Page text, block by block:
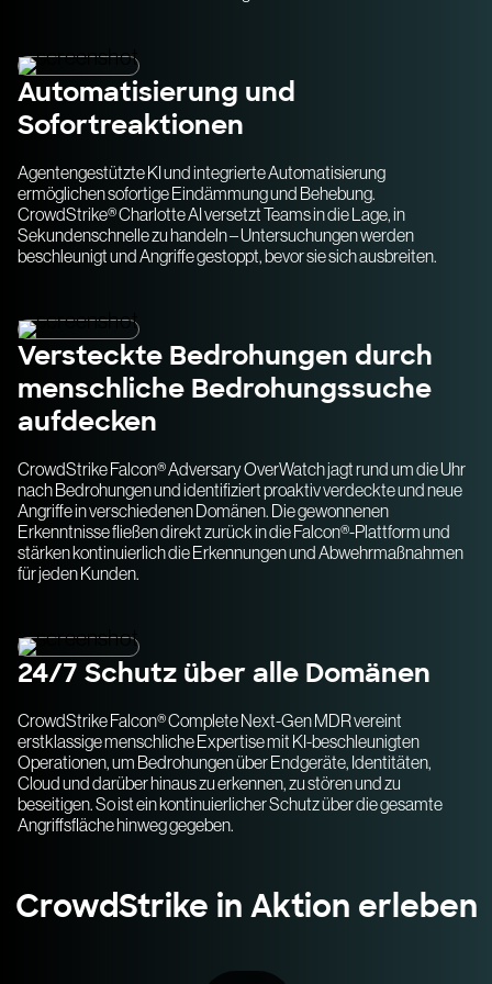
Automatisierung und
Sofortreaktionen
Agentengestützte KI und integrierte Automatisierung
ermöglichen sofortige Eindämmung und Behebung.
CrowdStrike® Charlotte AI versetzt Teams in die Lage, in
Sekundenschnelle zu handeln – Untersuchungen werden
beschleunigt und Angriffe gestoppt, bevor sie sich ausbreiten.
Versteckte Bedrohungen durch
menschliche Bedrohungssuche
aufdecken
CrowdStrike Falcon® Adversary OverWatch jagt rund um die Uhr
nach Bedrohungen und identifiziert proaktiv verdeckte und neue
Angriffe in verschiedenen Domänen. Die gewonnenen
Erkenntnisse fließen direkt zurück in die Falcon®-Plattform und
stärken kontinuierlich die Erkennungen und Abwehrmaßnahmen
für jeden Kunden.
24/7 Schutz über alle Domänen
CrowdStrike Falcon® Complete Next-Gen MDR vereint
erstklassige menschliche Expertise mit KI-beschleunigten
Operationen, um Bedrohungen über Endgeräte, Identitäten,
Cloud und darüber hinaus zu erkennen, zu stören und zu
beseitigen. So ist ein kontinuierlicher Schutz über die gesamte
Angriffsfläche hinweg gegeben.
CrowdStrike in Aktion erleben